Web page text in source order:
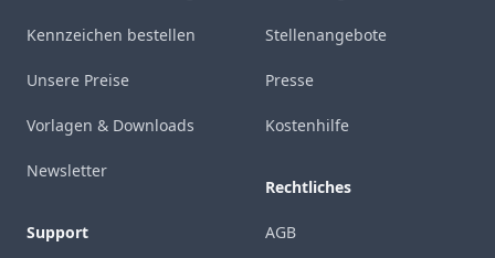
Kennzeichen bestellen
Unsere Preise
Vorlagen & Downloads
Newsletter
Support
Stellenangebote
Presse
Kostenhilfe
Rechtliches
AGB